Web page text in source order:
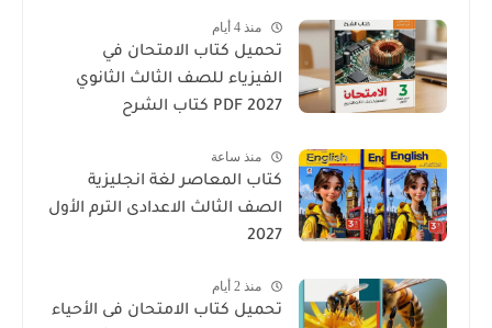
منذ 4 أيام
تحميل كتاب الامتحان في
الفيزياء للصف الثالث الثانوي
2027 PDF كتاب الشرح
منذ ساعة
كتاب المعاصر لغة انجليزية
الصف الثالث الاعدادى الترم الأول
2027
منذ 2 أيام
تحميل كتاب الامتحان فى الأحياء